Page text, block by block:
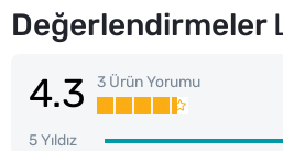
Değerlendirmeler
4.3 3 Ürün Yorumu
5 Yıldız